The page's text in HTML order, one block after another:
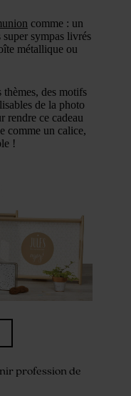
comme : un
super sympas livrés
métallique ou
thèmes, des motifs
de la photo
rendre ce cadeau
comme un calice,
!
profession de